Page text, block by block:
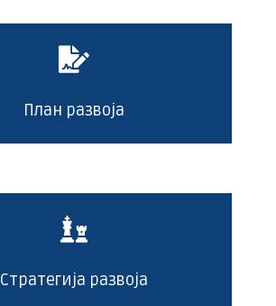
План развоја
Стратегија развоја